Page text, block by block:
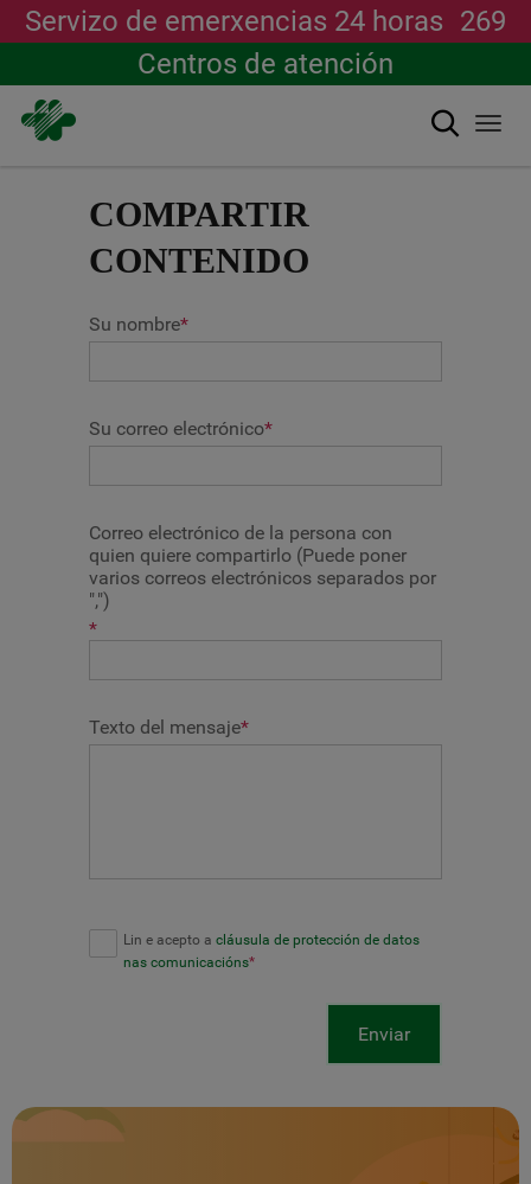
Servizo de emerxencias 24 horas 269
Centros de atención
Buscar
COMPARTIR
CONTENIDO
Su nombre*
Su correo electrónico*
Correo electrónico de la persona con
quien quiere compartirlo (Puede poner
varios correos electrónicos separados por
",")
*
Texto del mensaje*
Lin e acepto a cláusula de protección de datos
nas comunicacións*
Enviar